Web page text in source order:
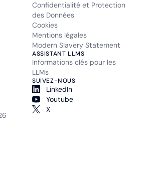
Confidentialité et Protection
des Données
Cookies
Mentions légales
Modern Slavery Statement
ASSISTANT LLMS
Informations clés pour les
LLMs
SUIVEZ-NOUS
LinkedIn
Youtube
X